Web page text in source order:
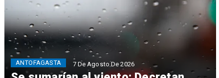
ANTOFAGASTA 7 De Agosto De 2026